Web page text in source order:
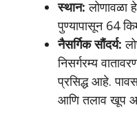
स्थान:लोणावळा
पुण्यापासून 64
नैसर्गिक सौंदर्य:
निसर्गरम्य
प्रसिद्ध आहे.
आणि तलाव खूप